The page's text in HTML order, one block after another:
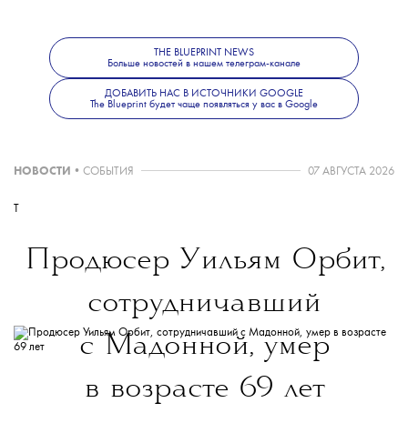
THE BLUEPRINT NEWS
Больше новостей в нашем телеграм-канале
ДОБАВИТЬ НАС В ИСТОЧНИКИ GOOGLE
The Blueprint будет чаще появляться у вас в Google
НОВОСТИ • СОБЫТИЯ 07 АВГУСТА 2026
T
Продюсер Уильям Орбит,
сотрудничавший
с Мадонной, умер
в возрасте 69 лет